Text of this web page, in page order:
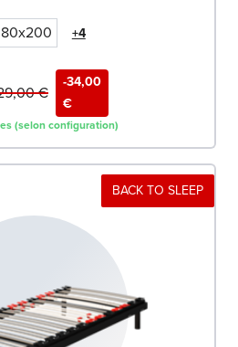
80x200 +4
-34,00
€
€
(selon configuration)
BACK TO SLEEP